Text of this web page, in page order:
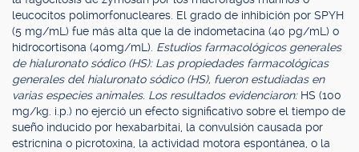
leucocitos polimorfonucleares. El grado de inhibición por SPYH
(5 mg/mL) fue más alta que la de indometacina (40 pg/mL) o
hidrocortisona (40mg/mL). Estudios farmacológicos generales
de hialuronato sódico (HS): Las propiedades farmacológicas
generales del hialuronato sódico (HS), fueron estudiadas en
varias especies animales. Los resultados evidenciaron: HS (100
mg/kg. i.p.) no ejerció un efecto significativo sobre el tiempo de
sueño inducido por hexabarbitai, la convulsión causada por
estricnina o picrotoxina, la actividad motora espontánea, o la